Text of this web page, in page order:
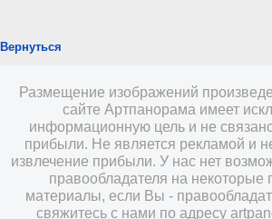
Вернуться
Размещение изображений
сайте Артпанорама имеет
информационную цель и не
прибыли. Не является рекламой и
извлечение прибыли. У нас нет
правообладателя на некоторые
материалы, если Вы -
свяжитесь с нами по адресу